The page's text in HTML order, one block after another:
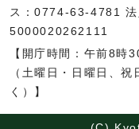
ス：0774-63-4781 法
5000020262111
【開庁時間：午前8時
（土曜日・日曜日、祝
く）】